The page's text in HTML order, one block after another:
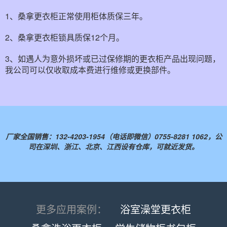
1、桑拿更衣柜正常使用柜体质保三年。
2、桑拿更衣柜锁具质保12个月。
3、如遇人为意外损坏或已过保修期的更衣柜产品出现问题，
我公司可以仅收取成本费进行维修或更换部件。
厂家全国销售：132-4203-1954（电话即微信）0755-8281 1062，公
司在深圳、浙江、北京、江西设有仓库，可就近发货。
更多应用案例：
浴室澡堂更衣柜